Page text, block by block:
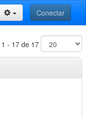
Conectar
- 17 de 17